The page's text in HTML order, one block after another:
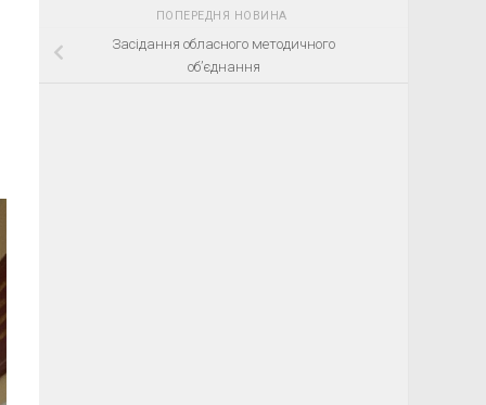
ПОПЕРЕДНЯ НОВИНА
Засідання обласного методичного
об’єднання